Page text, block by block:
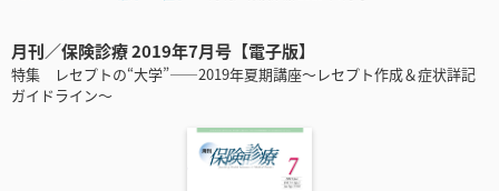
月刊／保険診療 2019年7月号【電子版】
特集 レセプトの“大学”――2019年夏期講座～レセプト作成＆症状詳記
ガイドライン～